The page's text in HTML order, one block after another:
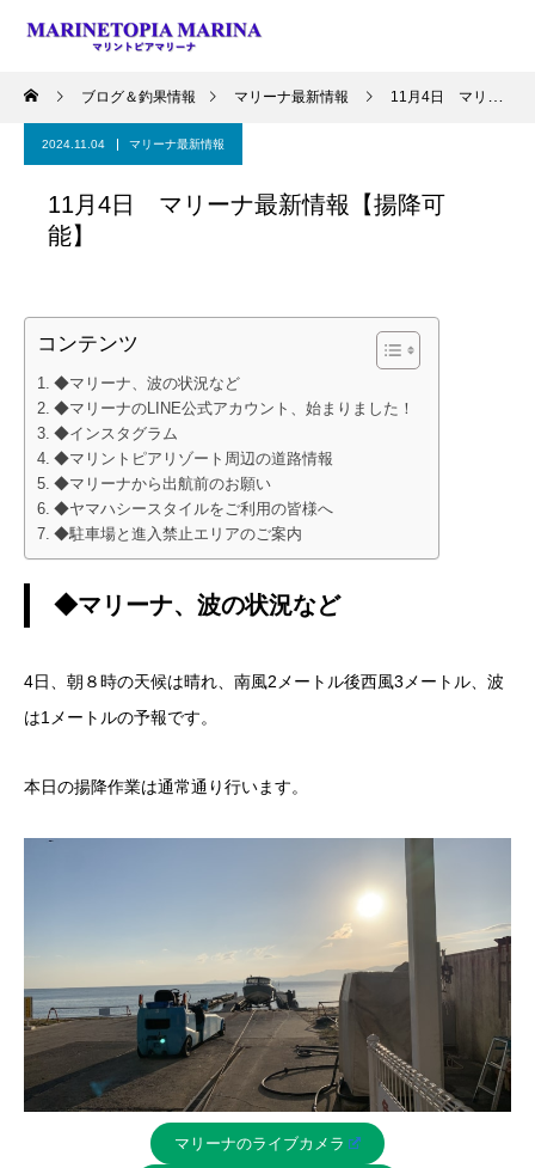
ブログ＆釣果情報 マリーナ最新情報 11月4日 マリーナ最新情報【揚降可能】
2024.11.04 マリーナ最新情報
11月4日 マリーナ最新情報【揚降可
能】
コンテンツ
◆マリーナ、波の状況など
◆マリーナのLINE公式アカウント、始まりました！
◆インスタグラム
◆マリントピアリゾート周辺の道路情報
◆マリーナから出航前のお願い
◆ヤマハシースタイルをご利用の皆様へ
◆駐車場と進入禁止エリアのご案内
◆マリーナ、波の状況など
4日、朝８時の天候は晴れ、南風2メートル後西風3メートル、波
は1メートルの予報です。
本日の揚降作業は通常通り行います。
マリーナのライブカメラ